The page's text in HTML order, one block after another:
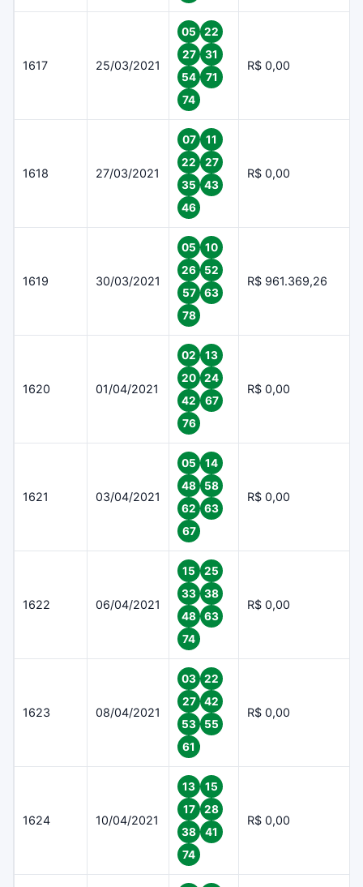
1617 25/03/2021
05
22
27
31
54
71
74
R$ 0,00
1618 27/03/2021
07
11
22
27
35
43
46
R$ 0,00
1619 30/03/2021
05
10
26
52
57
63
78
R$ 961.369,26
1620 01/04/2021
02
13
20
24
42
67
76
R$ 0,00
1621 03/04/2021
05
14
48
58
62
63
67
R$ 0,00
1622 06/04/2021
15
25
33
38
48
63
74
R$ 0,00
1623 08/04/2021
03
22
27
42
53
55
61
R$ 0,00
1624 10/04/2021
13
15
17
28
38
41
74
R$ 0,00